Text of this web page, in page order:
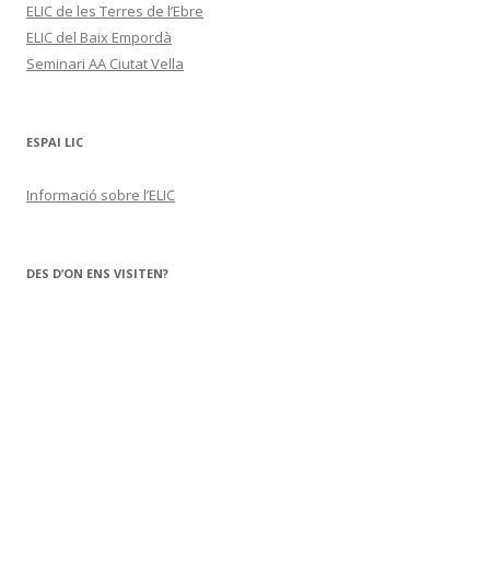
ELIC de les Terres de l’Ebre
ELIC del Baix Empordà
Seminari AA Ciutat Vella
ESPAI LIC
Informació sobre l’ELIC
DES D’ON ENS VISITEN?